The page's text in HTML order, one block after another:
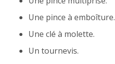
Une pince à emboîture.
Une clé à molette.
Un tournevis.